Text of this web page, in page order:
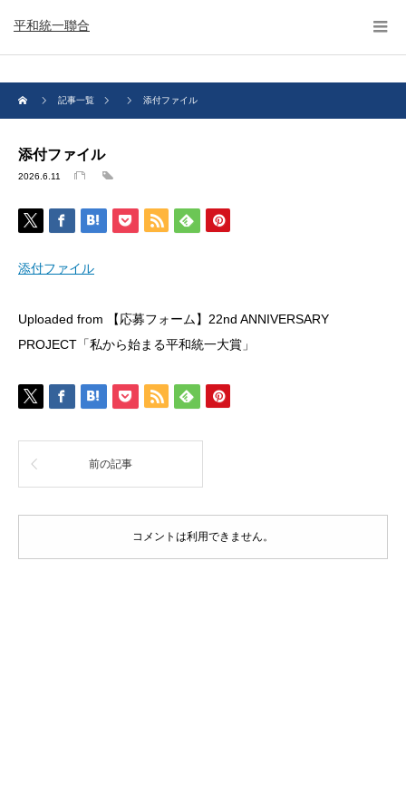
平和統一聯合
記事一覧 添付ファイル
添付ファイル
2026.6.11
添付ファイル
Uploaded from 【応募フォーム】22nd ANNIVERSARY
PROJECT「私から始まる平和統一大賞」
前の記事
コメントは利用できません。